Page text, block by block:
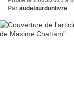
Par audetourdunlivre